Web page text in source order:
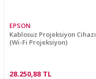
EPSON
Kablosuz Projeksiyon Cihazı
(Wi-Fi Projeksiyon)
28.250,88 TL